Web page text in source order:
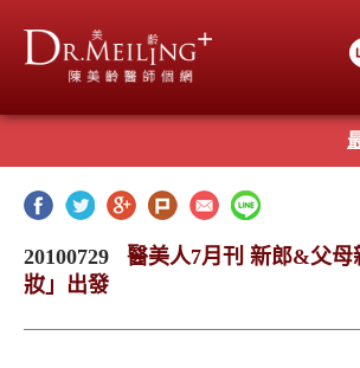
20100729
醫美人7月刊 新郎&父母
妝」出發